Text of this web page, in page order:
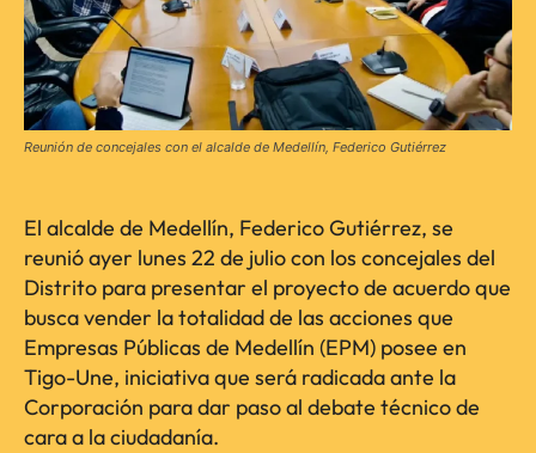
Reunión de concejales con el alcalde de Medellín, Federico Gutiérrez
El alcalde de Medellín, Federico Gutiérrez, se
reunió ayer lunes 22 de julio con los concejales del
Distrito para presentar el proyecto de acuerdo que
busca vender la totalidad de las acciones que
Empresas Públicas de Medellín (EPM) posee en
Tigo-Une, iniciativa que será radicada ante la
Corporación para dar paso al debate técnico de
cara a la ciudadanía.